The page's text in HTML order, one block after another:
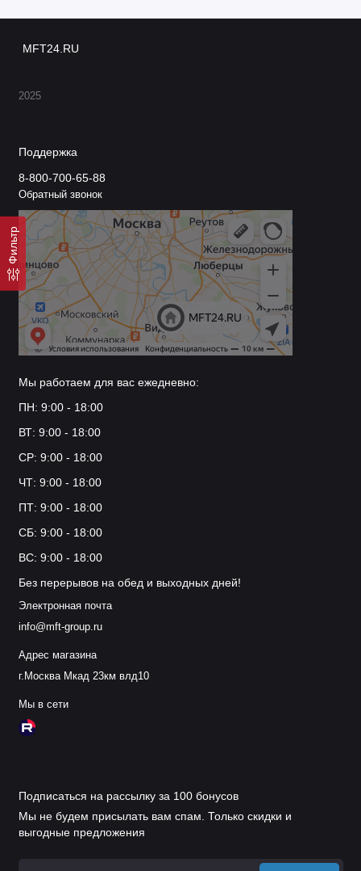
Фильтр
MFT24.RU
2025
Поддержка
8-800-700-65-88
Обратный звонок
Мы работаем для вас ежедневно:
ПН: 9:00 - 18:00
ВТ: 9:00 - 18:00
СР: 9:00 - 18:00
ЧТ: 9:00 - 18:00
ПТ: 9:00 - 18:00
СБ: 9:00 - 18:00
ВС: 9:00 - 18:00
Без перерывов на обед и выходных дней!
Электронная почта
info@mft-group.ru
Адрес магазина
г.Москва Мкад 23км влд10
Мы в сети
Подписаться на рассылку за 100 бонусов
Мы не будем присылать вам спам. Только скидки и
выгодные предложения